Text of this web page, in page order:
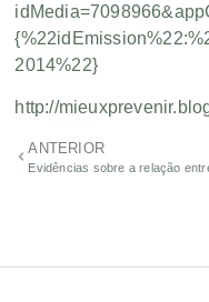
2014%22}
http://
ANTERIOR
Evidências sobre a relação